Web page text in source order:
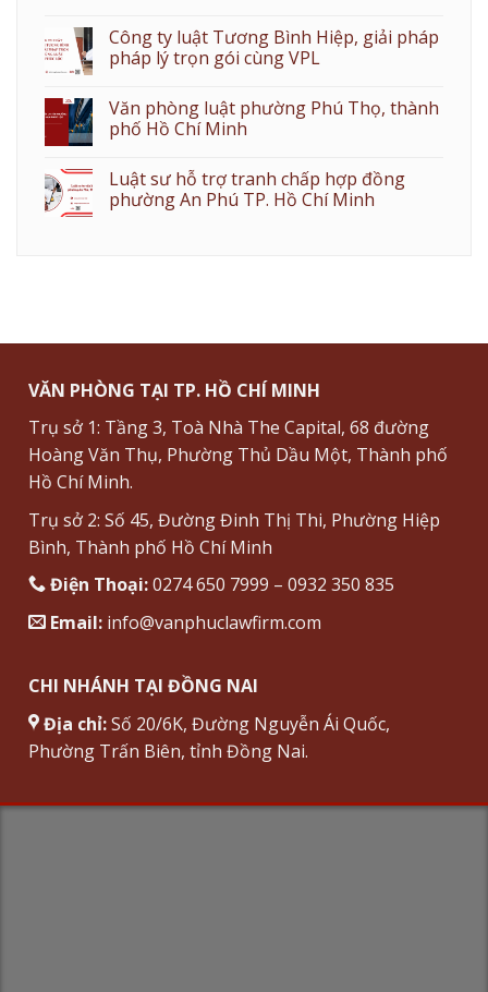
Công ty luật Tương Bình Hiệp, giải pháp
pháp lý trọn gói cùng VPL
Văn phòng luật phường Phú Thọ, thành
phố Hồ Chí Minh
Luật sư hỗ trợ tranh chấp hợp đồng
phường An Phú TP. Hồ Chí Minh
VĂN PHÒNG TẠI TP. HỒ CHÍ MINH
Trụ sở 1: Tầng 3, Toà Nhà The Capital, 68 đường
Hoàng Văn Thụ, Phường Thủ Dầu Một, Thành phố
Hồ Chí Minh.
Trụ sở 2: Số 45, Đường Đinh Thị Thi, Phường Hiệp
Bình, Thành phố Hồ Chí Minh
Điện Thoại:0274 650 7999 – 0932 350 835
Email: info@vanphuclawfirm.com
CHI NHÁNH TẠI ĐỒNG NAI
Địa chỉ:Số 20/6K, Đường Nguyễn Ái Quốc,
Phường Trấn Biên, tỉnh Đồng Nai.